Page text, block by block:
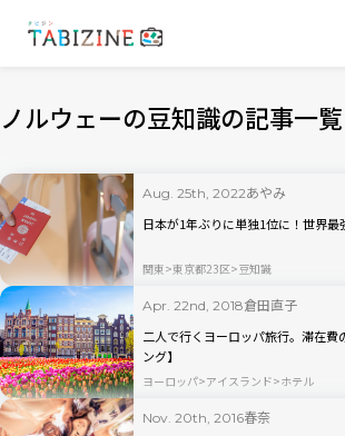
ノルウェーの豆知識の記事一覧
Aug. 25th, 2022あやみ
日本が1年ぶりに単独1位に！世界
関東 東京都23区 豆知識
Apr. 22nd, 2018倉田直子
二人で行くヨーロッパ旅行。滞在費
ング】
ヨーロッパ アイスランド ホテル
Nov. 20th, 2016春奈